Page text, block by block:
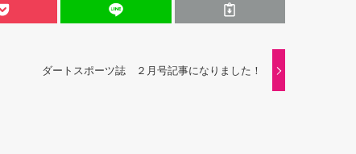
ダートスポーツ誌 ２月号記事になりました！